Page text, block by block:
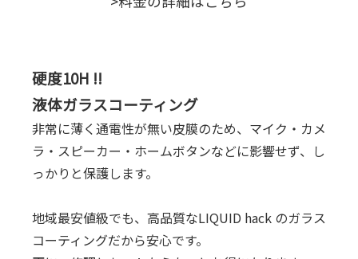
硬度10H !!
液体ガラスコーティング
非常に薄く通電性が無い皮膜のため、マイク・カメ
ラ・スピーカー・ホームボタンなどに影響せず、し
っかりと保護します。
地域最安値級でも、高品質なLIQUID hack のガラス
コーティングだから安心です。